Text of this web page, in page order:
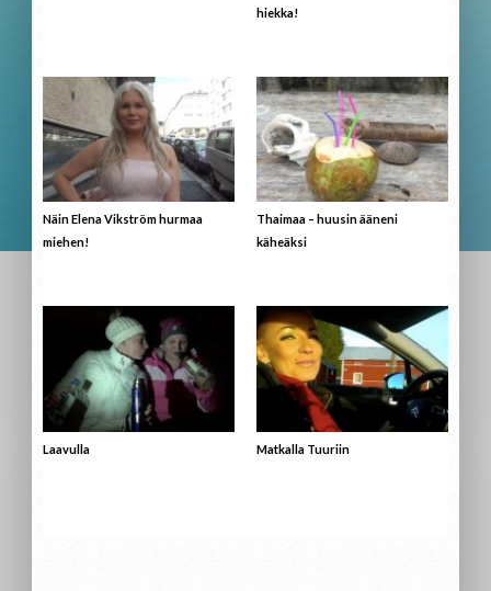
hiekka!
Näin Elena Vikström hurmaa
miehen!
Thaimaa – huusin ääneni
käheäksi
Laavulla Matkalla Tuuriin